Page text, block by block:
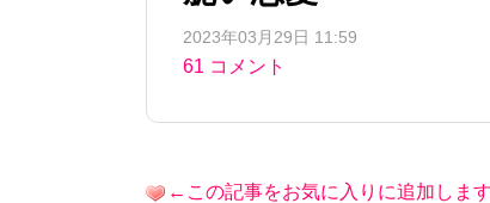
2023年03月29日 11:59
61 コメント
←この記事をお気に入りに追加しま